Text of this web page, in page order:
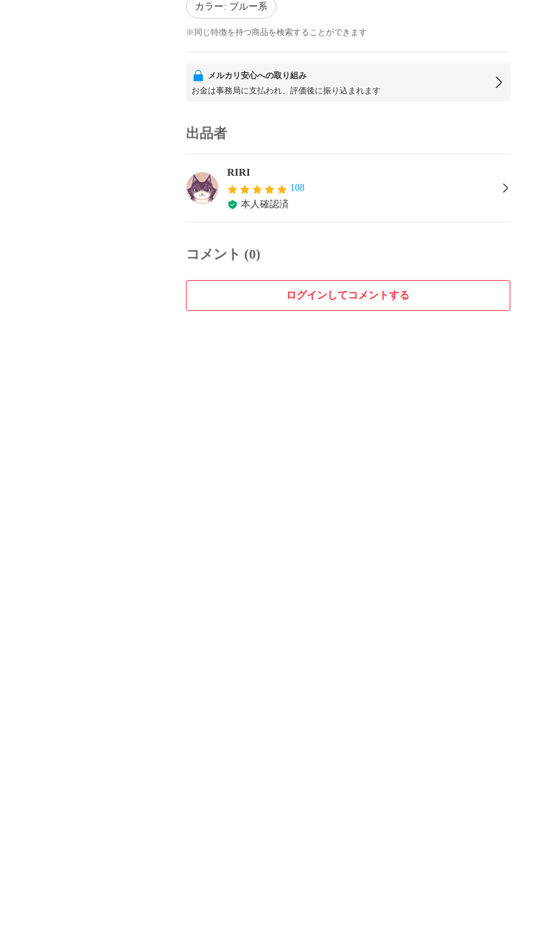
カラー: ブルー系
※同じ特徴を持つ商品を検索することができます
メルカリ安心への取り組み
お金は事務局に支払われ、評価後に振り込まれます
出品者
RIRI
108
本人確認済
コメント (0)
ログインしてコメントする